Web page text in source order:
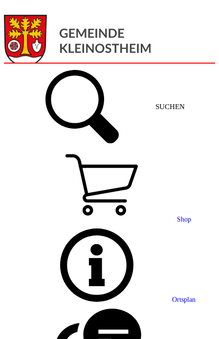
SUCHEN
Shop
Ortsplan
Gemeinde + Service
Grußwort
Ortsplan
Partnerschaft
Statistik
Mitteilungsblatt